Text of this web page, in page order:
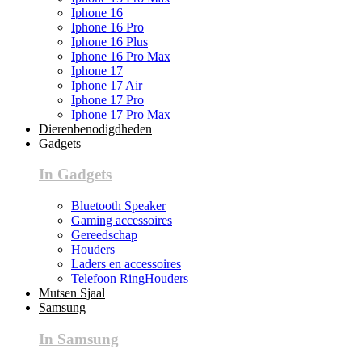
Iphone 16
Iphone 16 Pro
Iphone 16 Plus
Iphone 16 Pro Max
Iphone 17
Iphone 17 Air
Iphone 17 Pro
Iphone 17 Pro Max
Dierenbenodigdheden
Gadgets
In Gadgets
Bluetooth Speaker
Gaming accessoires
Gereedschap
Houders
Laders en accessoires
Telefoon RingHouders
Mutsen Sjaal
Samsung
In Samsung